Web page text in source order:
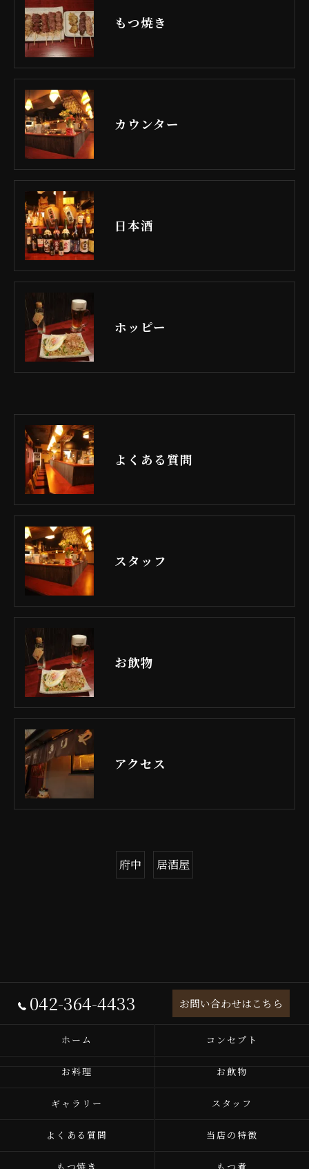
もつ焼き
カウンター
日本酒
ホッピー
よくある質問
スタッフ
お飲物
アクセス
府中 居酒屋
042-364-4433 お問い合わせはこちら
ホーム コンセプト
お料理 お飲物
ギャラリー スタッフ
よくある質問 当店の特徴